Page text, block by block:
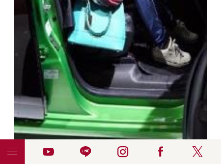
■写真③：試乗しているところ。